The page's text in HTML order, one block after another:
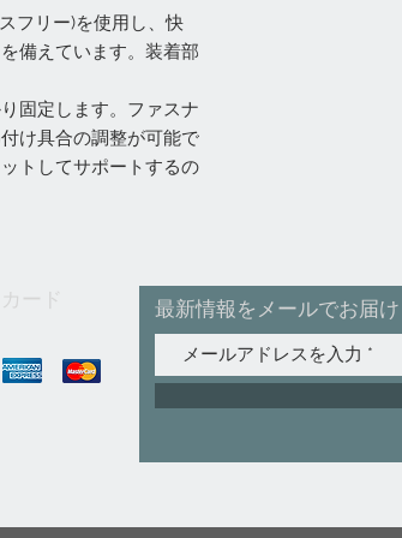
フリー)を使用し、快
備えています。装着部
固定します。ファスナ
け具合の調整が可能で
トしてサポートするの
ード 最新情報をメールでお届